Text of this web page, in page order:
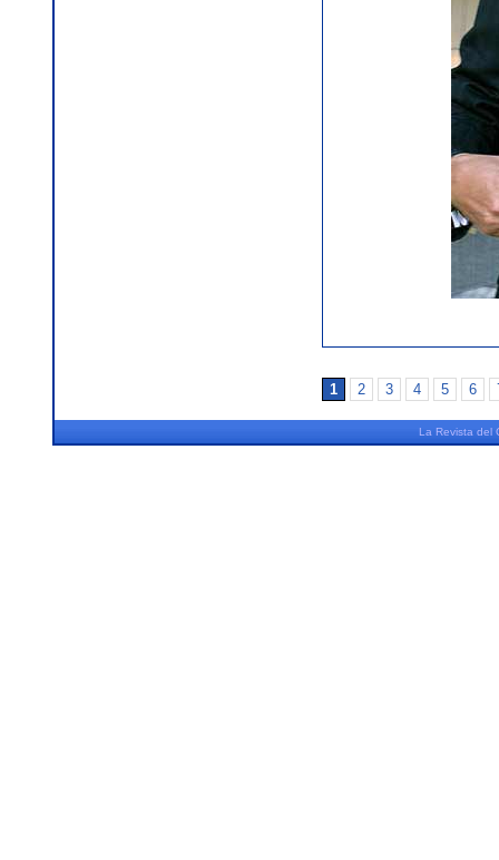
1 2 3 4 5 6
La Revista del